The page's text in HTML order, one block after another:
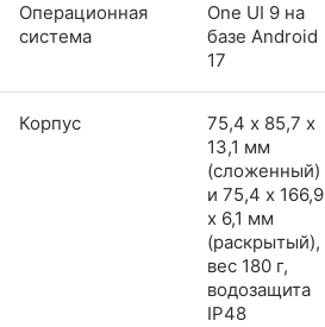
Операционная
система
One UI 9 на
базе Android
17
Корпус
75,4 х 85,7 х
13,1 мм
(сложенный)
и 75,4 x 166,9
x 6,1 мм
(раскрытый),
вес 180 г,
водозащита
IP48